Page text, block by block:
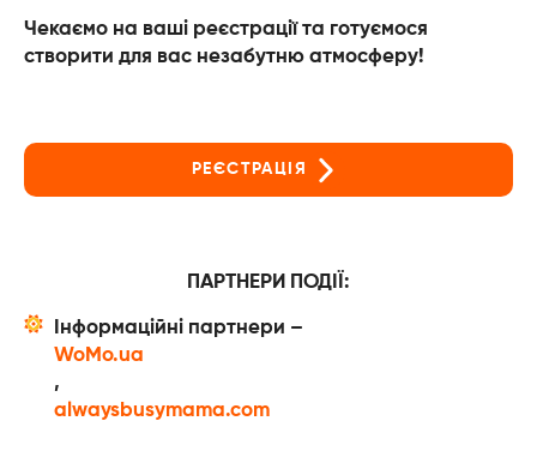
Чекаємо на ваші реєстрації та готуємося
створити для вас незабутню атмосферу!
РЕЄСТРАЦІЯ
ПАРТНЕРИ ПОДІЇ:
Інформаційні партнери –
WoMo.ua
,
alwaysbusymama.com